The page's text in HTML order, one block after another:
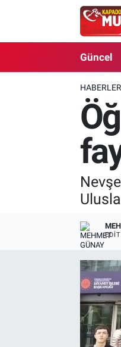
Güncel
HABERLER
CANLI SEÇİM
Güncel
Muşkara Özel
Kapadokya
Kültür - Sanat
VEFATLAR
Nevşehir Nöbetçi
Nevşehir Hava
Nevşehir Trafik
Süper Lig Puan
Tüm Manşetler
Son Dakika
Haber Arşivi